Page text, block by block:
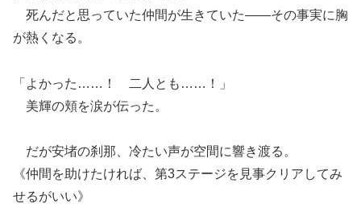
死んだと思っていた仲間が生きていた――その事実に胸
が熱くなる。
「よかった……！ 二人とも……！」
美輝の頬を涙が伝った。
だが安堵の刹那、冷たい声が空間に響き渡る。
《仲間を助けたければ、第3ステージを見事クリアしてみ
せるがいい》